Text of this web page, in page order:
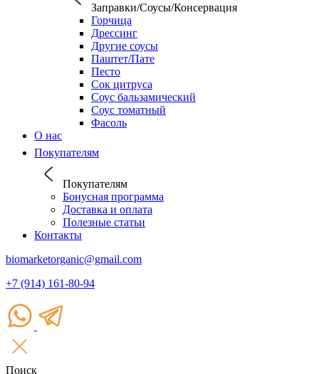
Заправки/Соусы/Консервация
Горчица
Дрессинг
Другие соусы
Паштет/Пате
Песто
Сок цитруса
Соус бальзамический
Соус томатный
Фасоль
О нас
Покупателям
Покупателям
Бонусная программа
Доставка и оплата
Полезные статьи
Контакты
biomarketorganic@gmail.com
+7 (914) 161-80-94
Поиск